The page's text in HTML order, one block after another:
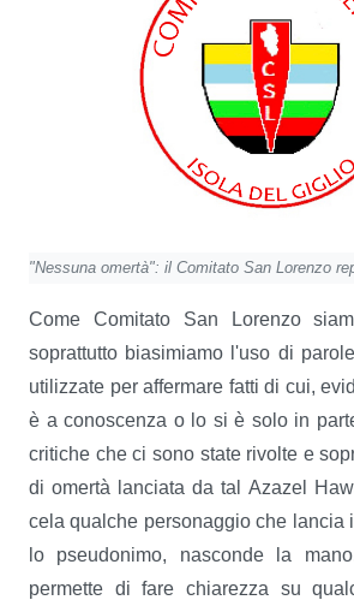
"Nessuna omertà": il Comitato San Lorenzo
Come Comitato San Lorenzo
soprattutto biasimiamo l'uso di
utilizzate per affermare fatti di cui,
è a conoscenza o lo si è solo in
critiche che ci sono state rivolte e
di omertà lanciata da tal Azazel
cela qualche personaggio che lancia
lo pseudonimo, nasconde la
permette di fare chiarezza su